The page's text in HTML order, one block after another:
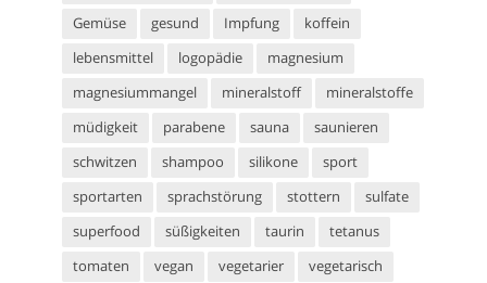
Gemüse
gesund Impfung
koffein
lebensmittel
logopädie
magnesium
magnesiummangel
mineralstoff
mineralstoffe
müdigkeit
parabene sauna
saunieren
schwitzen
shampoo silikone
sport
sportarten
sprachstörung stottern
sulfate
superfood
süßigkeiten taurin
tetanus
tomaten
vegan vegetarier vegetarisch